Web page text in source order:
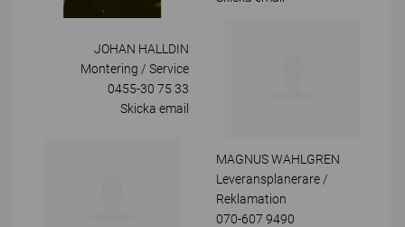
JOHAN HALLDIN
Montering / Service
0455-30 75 33
Skicka email
MAGNUS WAHLGREN
Leveransplanerare /
Reklamation
070-607 9490